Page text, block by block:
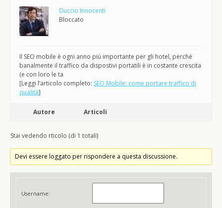
Duccio Innocenti
Bloccato
Il SEO mobile è ogni anno più importante per gli hotel, perché
banalmente il traffico da dispostivi portatili è in costante crescita
(e con loro le ta
[Leggi l’articolo completo: SEO Mobile: come portare traffico di
qualità]
Autore Articoli
Stai vedendo rticolo (di 1 totali)
Devi essere loggato per rispondere a questa discussione.
Username: